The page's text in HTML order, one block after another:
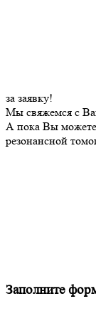
за заявку!
Мы свяжемся с
А пока Вы можете
резонансной
Заполните